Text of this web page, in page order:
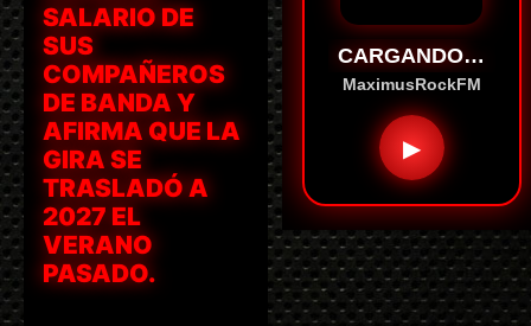
SALARIO DE
SUS
COMPAÑEROS
DE BANDA Y
AFIRMA QUE LA
GIRA SE
TRASLADÓ A
2027 EL
VERANO
PASADO.
CARGANDO…
MaximusRockFM
▶